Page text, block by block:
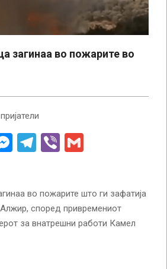
загинаа во пожарите во
Messenger
Telegram
Viber
во пожарите што ги зафатија
според привремениот
за внатрешни работи Камел